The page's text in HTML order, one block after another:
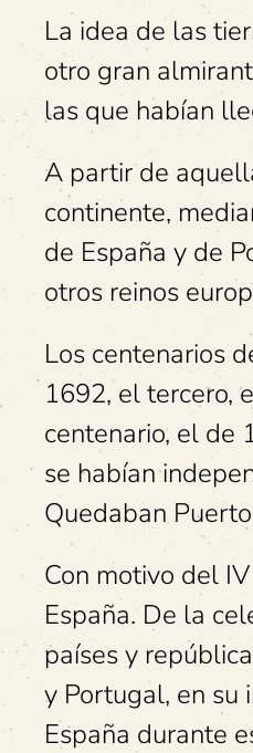
La idea de las
otro gran
las que habían
A partir de
continente,
de España y de
otros reinos
Los centenarios
1692, el tercero,
centenario, el de
se habían
Quedaban
Con motivo del
España. De la
países y
y Portugal, en su
España durante